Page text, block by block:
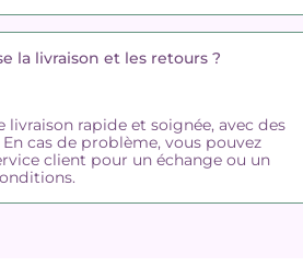
la livraison et les retours ?
livraison rapide et soignée, avec des
cas de problème, vous pouvez
client pour un échange ou un